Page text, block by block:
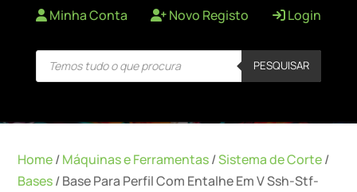
Minha Conta Novo Registo Login
Products
search PESQUISAR
Home/Máquinas e Ferramentas/Sistema de Corte/
Bases/ Base Para Perfil Com Entalhe Em V Ssh-Stf-